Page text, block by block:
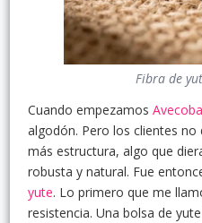
Fibra de
Cuando empezamos
algodón. Pero los clientes
más estructura, algo que
robusta y natural. Fue
yute. Lo primero que me
resistencia. Una bolsa de